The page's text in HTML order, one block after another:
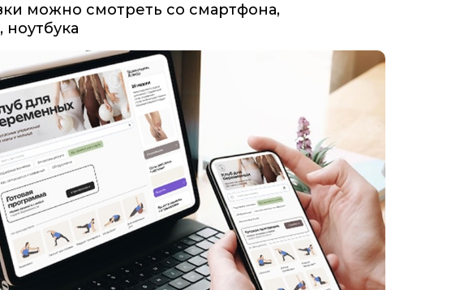
можно смотреть со смартфона,
ноутбука
Попробовать бесплатно*